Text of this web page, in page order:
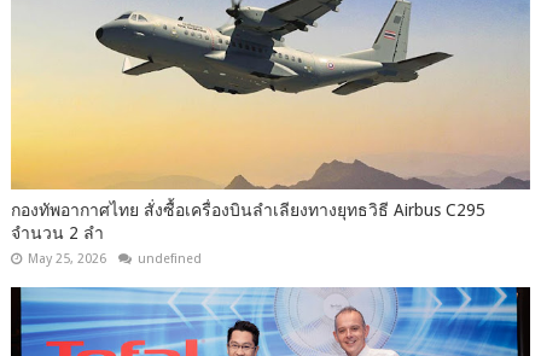
กองทัพอากาศไทย สั่งซื้อเครื่องบินลำเลียงทางยุทธวิธี Airbus C295
จำนวน 2 ลำ
May 25, 2026 undefined